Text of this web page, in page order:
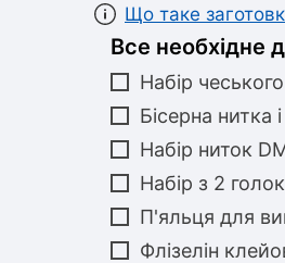
Що таке
Все необхідне
Набір
Бісерна нитка
Набір ниток
Набір з 2
П'яльця для
Флізелін